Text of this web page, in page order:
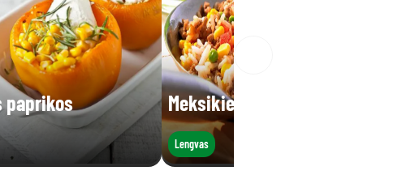
paprikos Meksikietiškas troškinys
Lengvas